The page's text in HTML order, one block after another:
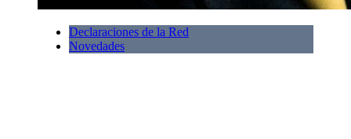
Declaraciones de la Red
Novedades